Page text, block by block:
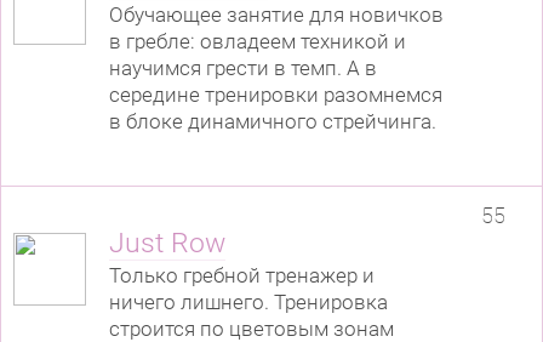
Обучающее занятие для новичков
в гребле: овладеем техникой и
научимся грести в темп. А в
середине тренировки разомнемся
в блоке динамичного стрейчинга.
Just Row
Только гребной тренажер и
ничего лишнего. Тренировка
строится по цветовым зонам
55